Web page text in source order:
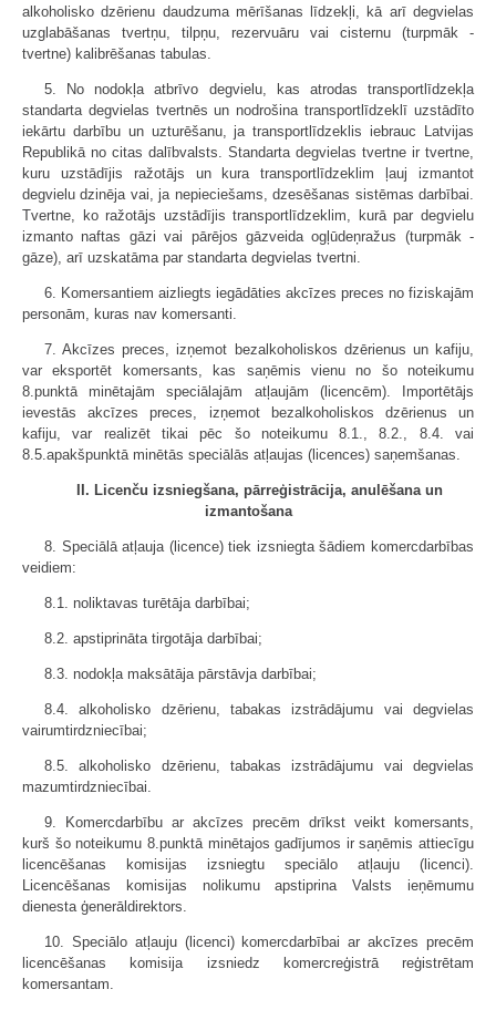
alkoholisko dzērienu daudzuma mērīšanas līdzekļi, kā arī degvielas
uzglabāšanas tvertņu, tilpņu, rezervuāru vai cisternu (turpmāk -
tvertne) kalibrēšanas tabulas.
5. No nodokļa atbrīvo degvielu, kas atrodas transportlīdzekļa
standarta degvielas tvertnēs un nodrošina transportlīdzeklī uzstādīto
iekārtu darbību un uzturēšanu, ja transportlīdzeklis iebrauc Latvijas
Republikā no citas dalībvalsts. Standarta degvielas tvertne ir tvertne,
kuru uzstādījis ražotājs un kura transportlīdzeklim ļauj izmantot
degvielu dzinēja vai, ja nepieciešams, dzesēšanas sistēmas darbībai.
Tvertne, ko ražotājs uzstādījis transportlīdzeklim, kurā par degvielu
izmanto naftas gāzi vai pārējos gāzveida ogļūdeņražus (turpmāk -
gāze), arī uzskatāma par standarta degvielas tvertni.
6. Komersantiem aizliegts iegādāties akcīzes preces no fiziskajām
personām, kuras nav komersanti.
7. Akcīzes preces, izņemot bezalkoholiskos dzērienus un kafiju,
var eksportēt komersants, kas saņēmis vienu no šo noteikumu
8.punktā minētajām speciālajām atļaujām (licencēm). Importētājs
ievestās akcīzes preces, izņemot bezalkoholiskos dzērienus un
kafiju, var realizēt tikai pēc šo noteikumu 8.1., 8.2., 8.4. vai
8.5.apakšpunktā minētās speciālās atļaujas (licences) saņemšanas.
II. Licenču izsniegšana, pārreģistrācija, anulēšana un
izmantošana
8. Speciālā atļauja (licence) tiek izsniegta šādiem komercdarbības
veidiem:
8.1. noliktavas turētāja darbībai;
8.2. apstiprināta tirgotāja darbībai;
8.3. nodokļa maksātāja pārstāvja darbībai;
8.4. alkoholisko dzērienu, tabakas izstrādājumu vai degvielas
vairumtirdzniecībai;
8.5. alkoholisko dzērienu, tabakas izstrādājumu vai degvielas
mazumtirdzniecībai.
9. Komercdarbību ar akcīzes precēm drīkst veikt komersants,
kurš šo noteikumu 8.punktā minētajos gadījumos ir saņēmis attiecīgu
licencēšanas komisijas izsniegtu speciālo atļauju (licenci).
Licencēšanas komisijas nolikumu apstiprina Valsts ieņēmumu
dienesta ģenerāldirektors.
10. Speciālo atļauju (licenci) komercdarbībai ar akcīzes precēm
licencēšanas komisija izsniedz komercreģistrā reģistrētam
komersantam.